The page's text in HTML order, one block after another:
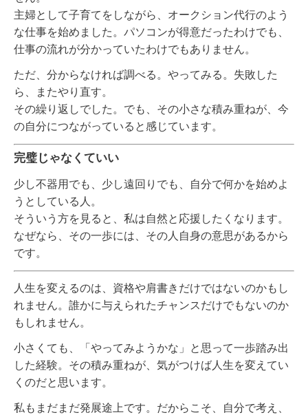
主婦として子育てをしながら、オークション代行のよう
な仕事を始めました。パソコンが得意だったわけでも、
仕事の流れが分かっていたわけでもありません。
ただ、分からなければ調べる。やってみる。失敗した
ら、またやり直す。
その繰り返しでした。でも、その小さな積み重ねが、今
の自分につながっていると感じています。
完璧じゃなくていい
少し不器用でも、少し遠回りでも、自分で何かを始めよ
うとしている人。
そういう方を見ると、私は自然と応援したくなります。
なぜなら、その一歩には、その人自身の意思があるから
です。
人生を変えるのは、資格や肩書きだけではないのかもし
れません。誰かに与えられたチャンスだけでもないのか
もしれません。
小さくても、「やってみようかな」と思って一歩踏み出
した経験。その積み重ねが、気がつけば人生を変えてい
くのだと思います。
私もまだまだ発展途上です。だからこそ、自分で考え、